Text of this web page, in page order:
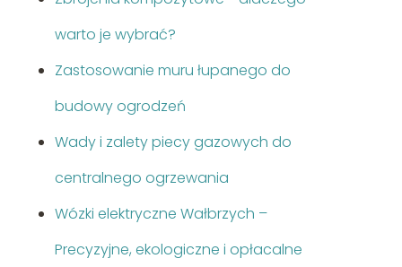
warto je wybrać?
Zastosowanie muru łupanego do
budowy ogrodzeń
Wady i zalety piecy gazowych do
centralnego ogrzewania
Wózki elektryczne Wałbrzych –
Precyzyjne, ekologiczne i opłacalne